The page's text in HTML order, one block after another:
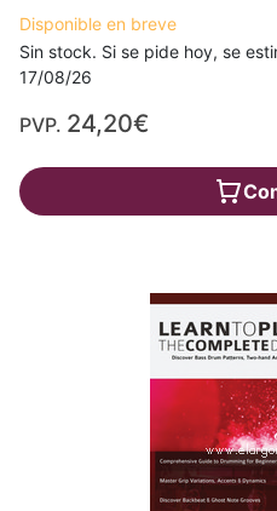
Disponible en breve
Sin stock. Si se pide hoy, se
17/08/26
PVP. 24,20€